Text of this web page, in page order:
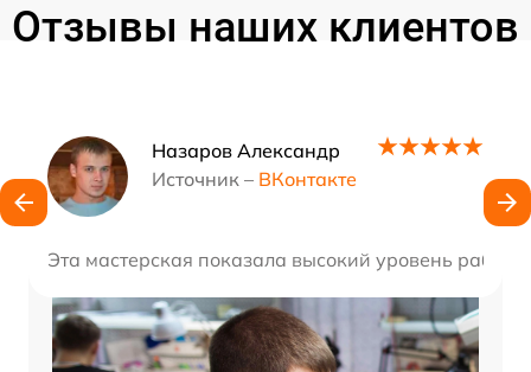
Отзывы наших клиентов
Назаров Александр
Источник – ВКонтакте
Эта мастерская показала высокий уровень
Наши мастера